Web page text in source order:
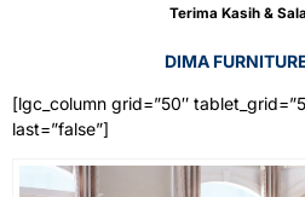
Terima Kasih &
DIMA
[lgc_column grid=”50″
last=”false”]